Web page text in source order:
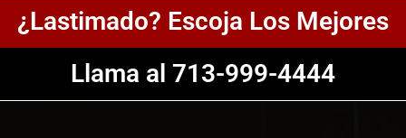
¿Lastimado? Escoja Los Mejores
Llama al 713-999-4444